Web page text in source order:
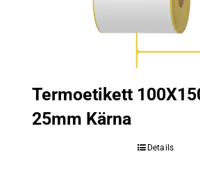
Termoetikett
25mm Kärna
Details